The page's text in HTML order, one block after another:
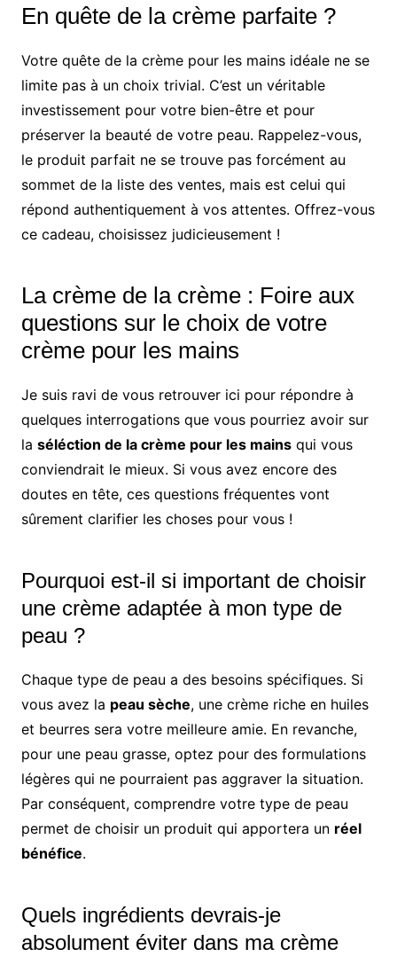
En quête de la crème parfaite ?
Votre quête de la crème pour les mains idéale ne se
limite pas à un choix trivial. C’est un véritable
investissement pour votre bien-être et pour
préserver la beauté de votre peau. Rappelez-vous,
le produit parfait ne se trouve pas forcément au
sommet de la liste des ventes, mais est celui qui
répond authentiquement à vos attentes. Offrez-vous
ce cadeau, choisissez judicieusement !
La crème de la crème : Foire aux
questions sur le choix de votre
crème pour les mains
Je suis ravi de vous retrouver ici pour répondre à
quelques interrogations que vous pourriez avoir sur
la séléction de la crème pour les mainsqui vous
conviendrait le mieux. Si vous avez encore des
doutes en tête, ces questions fréquentes vont
sûrement clarifier les choses pour vous !
Pourquoi est-il si important de choisir
une crème adaptée à mon type de
peau ?
Chaque type de peau a des besoins spécifiques. Si
vous avez la peau sèche, une crème riche en huiles
et beurres sera votre meilleure amie. En revanche,
pour une peau grasse, optez pour des formulations
légères qui ne pourraient pas aggraver la situation.
Par conséquent, comprendre votre type de peau
permet de choisir un produit qui apportera un réel
bénéfice.
Quels ingrédients devrais-je
absolument éviter dans ma crème